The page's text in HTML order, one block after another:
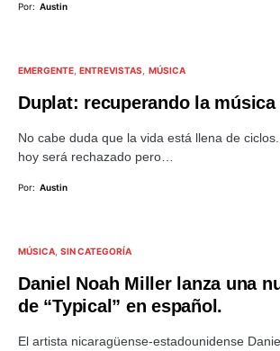
Por: Austin
EMERGENTE ENTREVISTAS MÚSICA
Duplat: recuperando la
No cabe duda que la vida está llena de
hoy será rechazado pero…
Por: Austin
MÚSICA SIN CATEGORÍA
Daniel Noah Miller lanza una
de “Typical” en español.
El artista nicaragüense-estadounidense